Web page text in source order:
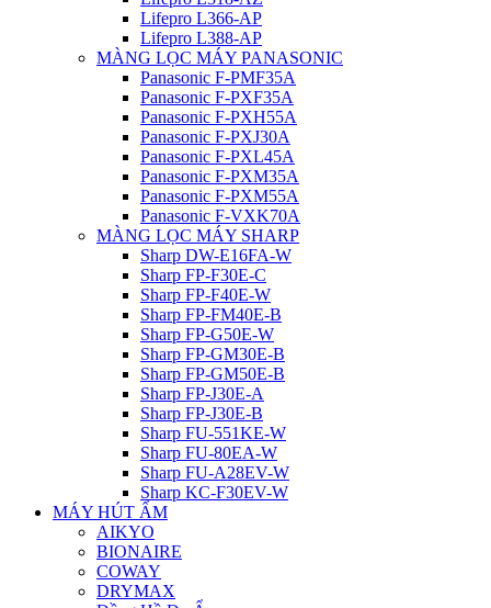
Lifepro L366-AP
Lifepro L388-AP
MÀNG LỌC MÁY PANASONIC
Panasonic F-PMF35A
Panasonic F-PXF35A
Panasonic F-PXH55A
Panasonic F-PXJ30A
Panasonic F-PXL45A
Panasonic F-PXM35A
Panasonic F-PXM55A
Panasonic F-VXK70A
MÀNG LỌC MÁY SHARP
Sharp DW-E16FA-W
Sharp FP-F30E-C
Sharp FP-F40E-W
Sharp FP-FM40E-B
Sharp FP-G50E-W
Sharp FP-GM30E-B
Sharp FP-GM50E-B
Sharp FP-J30E-A
Sharp FP-J30E-B
Sharp FU-551KE-W
Sharp FU-80EA-W
Sharp FU-A28EV-W
Sharp KC-F30EV-W
MÁY HÚT ẨM
AIKYO
BIONAIRE
COWAY
DRYMAX